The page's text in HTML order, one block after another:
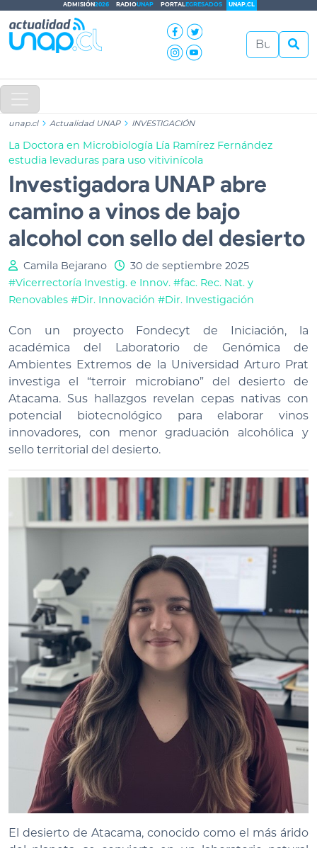
ADMISIÓN2026 RADIOUNAP PORTALEGRESADOS UNAP.CL
unap.cl Actualidad UNAP INVESTIGACIÓN
La Doctora en Microbiología Lía Ramírez Fernández
estudia levaduras para uso vitivinícola
Investigadora UNAP abre
camino a vinos de bajo
alcohol con sello del desierto
Camila Bejarano
30 de septiembre 2025
#Vicerrectoría Investig. e Innov. #fac. Rec. Nat. y
Renovables #Dir. Innovación #Dir. Investigación
Con un proyecto Fondecyt de Iniciación, la
académica del Laboratorio de Genómica de
Ambientes Extremos de la Universidad Arturo Prat
investiga el “terroir microbiano” del desierto de
Atacama. Sus hallazgos revelan cepas nativas con
potencial biotecnológico para elaborar vinos
innovadores, con menor graduación alcohólica y
sello territorial del desierto.
El desierto de Atacama, conocido como el más árido